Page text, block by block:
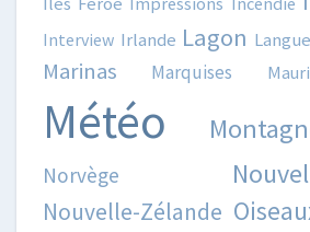
Interview Irlande Lagon
Marinas Marquises
Météo
Norvège
Nouvelle-Zélande